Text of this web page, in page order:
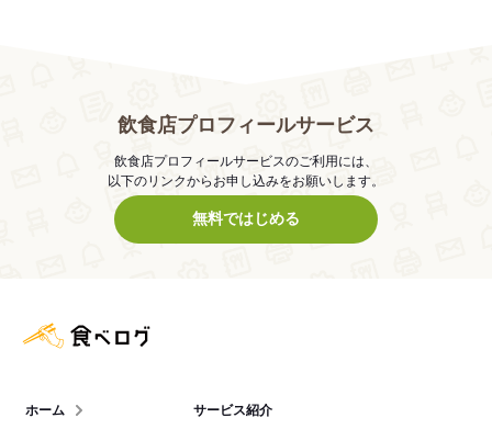
飲食店プロフィールサービス
飲食店プロフィールサービスのご利用には、
以下のリンクからお申し込みをお願いします。
無料ではじめる
ホーム サービス紹介